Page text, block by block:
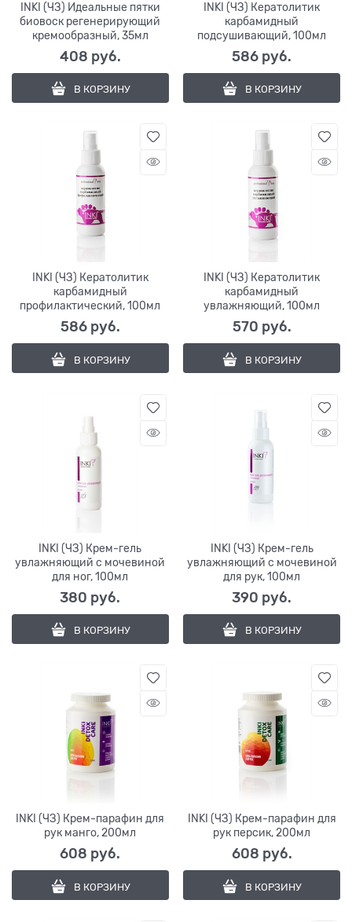
INKI (ЧЗ) Идеальные пятки
биовоск регенерирующий
кремообразный, 35мл
408 руб.
В КОРЗИНУ
INKI (ЧЗ) Кератолитик
карбамидный
подсушивающий, 100мл
586 руб.
В КОРЗИНУ
INKI (ЧЗ) Кератолитик
карбамидный
профилактический, 100мл
586 руб.
В КОРЗИНУ
INKI (ЧЗ) Кератолитик
карбамидный
увлажняющий, 100мл
570 руб.
В КОРЗИНУ
INKI (ЧЗ) Крем-гель
увлажняющий с мочевиной
для ног, 100мл
380 руб.
В КОРЗИНУ
INKI (ЧЗ) Крем-гель
увлажняющий с мочевиной
для рук, 100мл
390 руб.
В КОРЗИНУ
INKI (ЧЗ) Крем-парафин для
рук манго, 200мл
608 руб.
В КОРЗИНУ
INKI (ЧЗ) Крем-парафин для
рук персик, 200мл
608 руб.
В КОРЗИНУ